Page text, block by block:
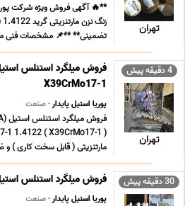
تهران
**🔥 آگهی فروش ویژه شرکت
دورنبرگ ✅ **سایزهای موجود** 20 تا 180 میلیمتر ✅ **طول ... ...
4 دقیقه پیش
تهران
X39CrMo17-1
پوریا استیل پایدار- صنعت
مارتنزیتی ( قابل سخت کاری ) و
(X39CrMo17-1) مواد فولادی، سختی بالا، مقاومت در برابر ... ...
30 دقیقه پیش فروش میلگرد استنلس استیل 420 -
پوریا استیل پایدار- صنعت